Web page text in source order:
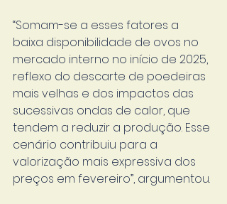
“Somam-se a esses fatores a
baixa disponibilidade de ovos no
mercado interno no início de 2025,
reflexo do descarte de poedeiras
mais velhas e dos impactos das
sucessivas ondas de calor, que
tendem a reduzir a produção. Esse
cenário contribuiu para a
valorização mais expressiva dos
preços em fevereiro”, argumentou.